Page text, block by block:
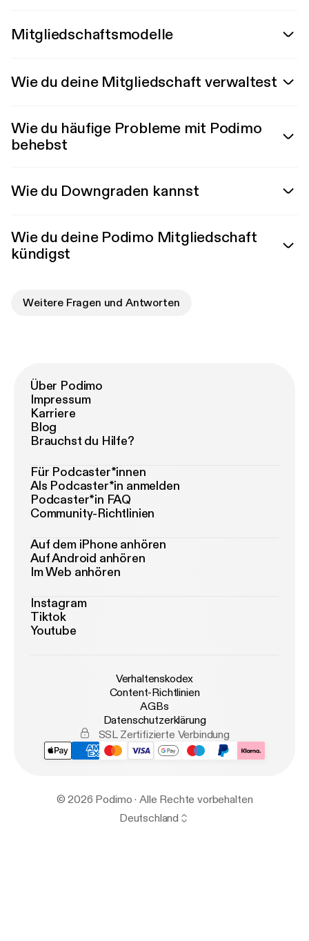
Mitgliedschaftsmodelle
Wie du deine Mitgliedschaft verwaltest
Wie du häufige Probleme mit Podimo
behebst
Wie du Downgraden kannst
Wie du deine Podimo Mitgliedschaft
kündigst
Weitere Fragen und Antworten
Über Podimo
Impressum
Karriere
Blog
Brauchst du Hilfe?
Für Podcaster*innen
Als Podcaster*in anmelden
Podcaster*in FAQ
Community-Richtlinien
Auf dem iPhone anhören
Auf Android anhören
Im Web anhören
Instagram
Tiktok
Youtube
Verhaltenskodex
Content-Richtlinien
AGBs
Datenschutzerklärung
SSL Zertifizierte Verbindung
© 2026 Podimo · Alle Rechte vorbehalten
Deutschland